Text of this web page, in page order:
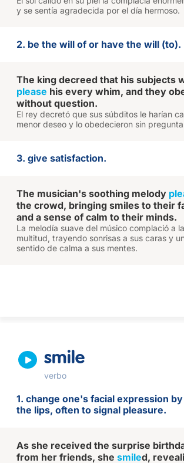
y se sentía agradecida por el día hermoso.
2. be the will of or have the will (to).
The king decreed that his subjects
please his every whim, and they
without question.
El rey decretó que sus súbditos le harían
menor deseo y lo obedecieron sin
3. give satisfaction.
The musician's soothing melody
the crowd, bringing smiles to their
and a sense of calm to their minds.
La melodía suave del músico complació a la
multitud, trayendo sonrisas a sus caras y
sentido de calma a sus mentes.
smile
verbo
1. change one's facial expression
the lips, often to signal pleasure.
As she received the surprise
from her friends, she smiled,